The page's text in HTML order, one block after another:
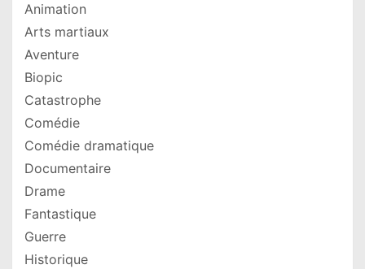
Animation
Arts martiaux
Aventure
Biopic
Catastrophe
Comédie
Comédie dramatique
Documentaire
Drame
Fantastique
Guerre
Historique